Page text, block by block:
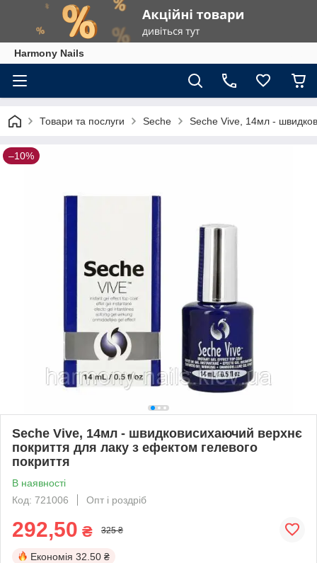
Harmony Nails
Товари та послуги Seche Seche Vive, 14мл -
–10%
Seche Vive, 14мл - швидковисихаючий верхнє
покриття для лаку з ефектом гелевого
покриття
В наявності
Код: 721006
Опт і роздріб
292,50 ₴ 325 ₴
Економія 32.50 ₴